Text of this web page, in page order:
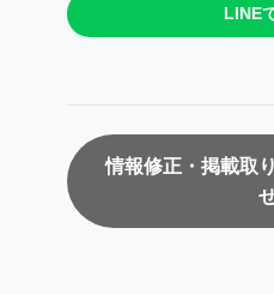
LINE
情報修正・掲載取